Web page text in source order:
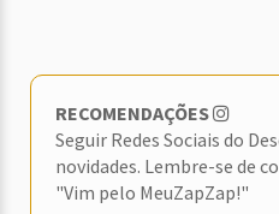
RECOMENDAÇÕES
Seguir Redes Sociais do
novidades. Lembre-se de
"Vim pelo MeuZapZap!"